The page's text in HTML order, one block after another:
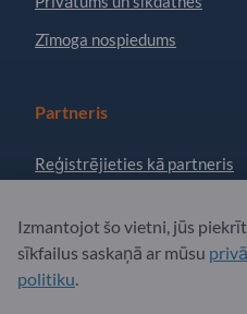
Zīmoga nospiedums
Partneris
Reģistrējieties kā partneris
Jautājumi?
Izmantojot šo vietni, jūs
sīkfailus saskaņā ar mūsu
politiku.